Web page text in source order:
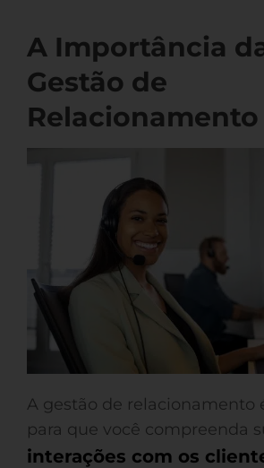
A Importância
Gestão de
Relacionamento
A gestão de relacionamento
para que você compreenda
interações com os